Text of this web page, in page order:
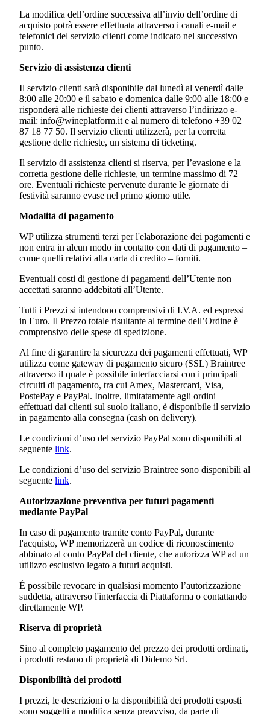
La modifica dell’ordine successiva all’invio dell’ordine di
acquisto potrà essere effettuata attraverso i canali e-mail e
telefonici del servizio clienti come indicato nel successivo
punto.
Servizio di assistenza clienti
Il servizio clienti sarà disponibile dal lunedì al venerdì dalle
8:00 alle 20:00 e il sabato e domenica dalle 9:00 alle 18:00 e
risponderà alle richieste dei clienti attraverso l’indirizzo e-
mail: info@wineplatform.it e al numero di telefono +39 02
87 18 77 50. Il servizio clienti utilizzerà, per la corretta
gestione delle richieste, un sistema di ticketing.
Il servizio di assistenza clienti si riserva, per l’evasione e la
corretta gestione delle richieste, un termine massimo di 72
ore. Eventuali richieste pervenute durante le giornate di
festività saranno evase nel primo giorno utile.
Modalità di pagamento
WP utilizza strumenti terzi per l'elaborazione dei pagamenti e
non entra in alcun modo in contatto con dati di pagamento –
come quelli relativi alla carta di credito – forniti.
Eventuali costi di gestione di pagamenti dell’Utente non
accettati saranno addebitati all’Utente.
Tutti i Prezzi si intendono comprensivi di I.V.A. ed espressi
in Euro. Il Prezzo totale risultante al termine dell’Ordine è
comprensivo delle spese di spedizione.
Al fine di garantire la sicurezza dei pagamenti effettuati, WP
utilizza come gateway di pagamento sicuro (SSL) Braintree
attraverso il quale è possibile interfacciarsi con i principali
circuiti di pagamento, tra cui Amex, Mastercard, Visa,
PostePay e PayPal. Inoltre, limitatamente agli ordini
effettuati dai clienti sul suolo italiano, è disponibile il servizio
in pagamento alla consegna (cash on delivery).
Le condizioni d’uso del servizio PayPal sono disponibili al
seguente link.
Le condizioni d’uso del servizio Braintree sono disponibili al
seguente link.
Autorizzazione preventiva per futuri pagamenti
mediante PayPal
In caso di pagamento tramite conto PayPal, durante
l'acquisto, WP memorizzerà un codice di riconoscimento
abbinato al conto PayPal del cliente, che autorizza WP ad un
utilizzo esclusivo legato a futuri acquisti.
É possibile revocare in qualsiasi momento l’autorizzazione
suddetta, attraverso l'interfaccia di Piattaforma o contattando
direttamente WP.
Riserva di proprietà
Sino al completo pagamento del prezzo dei prodotti ordinati,
i prodotti restano di proprietà di Didemo Srl.
Disponibilità dei prodotti
I prezzi, le descrizioni o la disponibilità dei prodotti esposti
sono soggetti a modifica senza preavviso, da parte di